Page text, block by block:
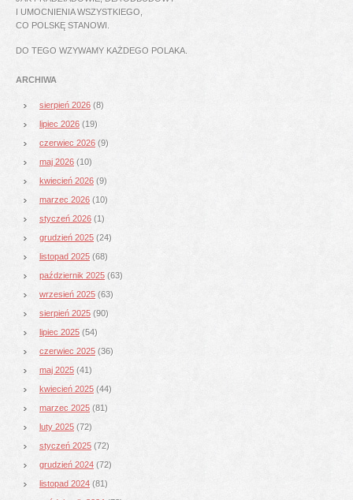
I UMOCNIENIA WSZYSTKIEGO,
CO POLSKĘ STANOWI.
DO TEGO WZYWAMY KAŻDEGO POLAKA.
ARCHIWA
sierpień 2026 (8)
lipiec 2026 (19)
czerwiec 2026 (9)
maj 2026 (10)
kwiecień 2026 (9)
marzec 2026 (10)
styczeń 2026 (1)
grudzień 2025 (24)
listopad 2025 (68)
październik 2025 (63)
wrzesień 2025 (63)
sierpień 2025 (90)
lipiec 2025 (54)
czerwiec 2025 (36)
maj 2025 (41)
kwiecień 2025 (44)
marzec 2025 (81)
luty 2025 (72)
styczeń 2025 (72)
grudzień 2024 (72)
listopad 2024 (81)